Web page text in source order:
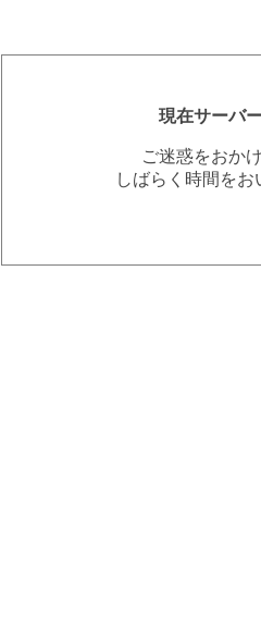
現在サーバ
ご迷惑をおか
しばらく時間を